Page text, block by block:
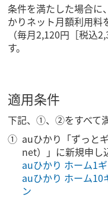
条件を満たした場合に
かりネット月額利用料
（毎月2,120円［税込
す。
適用条件
下記、①、②をすべて
auひかり「ずっと
net）」に新規申し
auひかり ホーム1
auひかり ホーム10
ン